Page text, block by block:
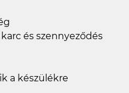
és szennyeződés
a készülékre